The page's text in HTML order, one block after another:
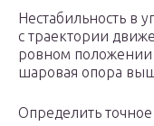
Нестабильность в
с траектории
ровном положении
шаровая опора
Определить